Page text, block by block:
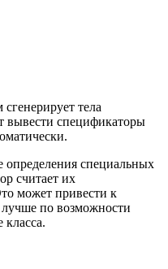
тела
вывести спецификаторы
определения специальных
считает их
может привести к
по возможности
класса.